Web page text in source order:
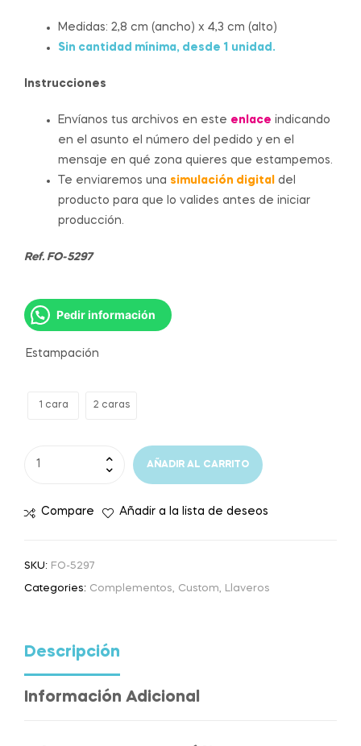
Medidas: 2,8 cm (ancho) x 4,3 cm (alto)
Sin cantidad mínima, desde 1 unidad.
Instrucciones
Envíanos tus archivos en este enlace indicando
en el asunto el número del pedido y en el
mensaje en qué zona quieres que estampemos.
Te enviaremos una simulación digital
del
producto para que lo valides antes de iniciar
producción.
Ref. FO-5297
Pedir información
Estampación
1 cara 2 caras
AÑADIR AL CARRITO
Compare Añadir a la lista de deseos
SKU: FO-5297
Categories: Complementos Custom Llaveros
Descripción
Información Adicional